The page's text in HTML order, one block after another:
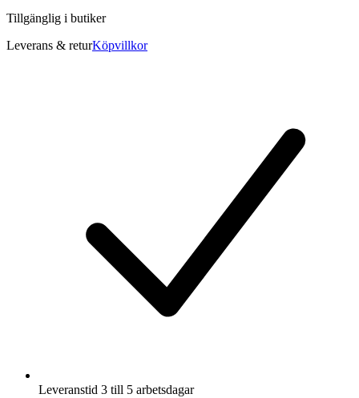
Tillgänglig i butiker
Leverans & returKöpvillkor
Leveranstid 3 till 5 arbetsdagar